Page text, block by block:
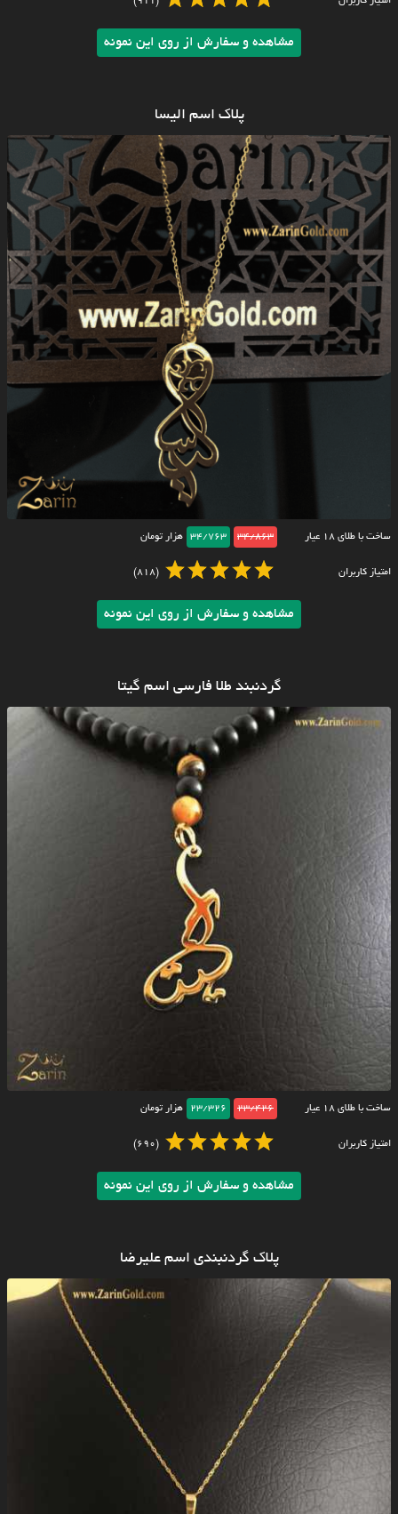
مشاهده و سفارش از روی این نمونه
پلاک اسم الیسا
ساخت با طلای ۱۸ عیار 34/863
34/763 هزار تومان
امتیاز کاربران (818)
مشاهده و سفارش از روی این نمونه
گردنبند طلا فارسی اسم گیتا
ساخت با طلای ۱۸ عیار 23/426
23/326 هزار تومان
امتیاز کاربران (690)
مشاهده و سفارش از روی این نمونه
پلاک گردنبندی اسم علیرضا